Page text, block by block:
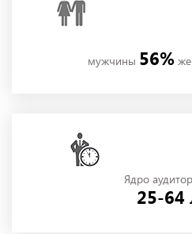
мужчины 56%
Ядро
25-64